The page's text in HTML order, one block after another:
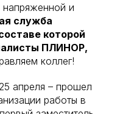
и
служба
которой
ПЛИНОР,
коллег!
апреля – прошел
работы в